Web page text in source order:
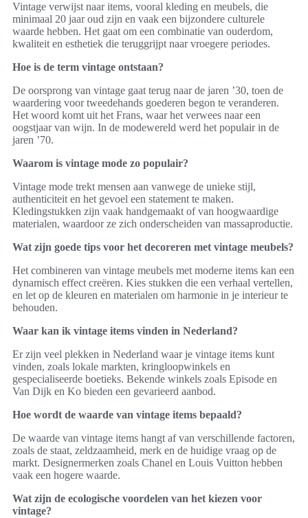
Vintage verwijst naar items, vooral kleding en meubels, die
minimaal 20 jaar oud zijn en vaak een bijzondere culturele
waarde hebben. Het gaat om een combinatie van ouderdom,
kwaliteit en esthetiek die teruggrijpt naar vroegere periodes.
Hoe is de term vintage ontstaan?
De oorsprong van vintage gaat terug naar de jaren ’30, toen de
waardering voor tweedehands goederen begon te veranderen.
Het woord komt uit het Frans, waar het verwees naar een
oogstjaar van wijn. In de modewereld werd het populair in de
jaren ’70.
Waarom is vintage mode zo populair?
Vintage mode trekt mensen aan vanwege de unieke stijl,
authenticiteit en het gevoel een statement te maken.
Kledingstukken zijn vaak handgemaakt of van hoogwaardige
materialen, waardoor ze zich onderscheiden van massaproductie.
Wat zijn goede tips voor het decoreren met vintage meubels?
Het combineren van vintage meubels met moderne items kan een
dynamisch effect creëren. Kies stukken die een verhaal vertellen,
en let op de kleuren en materialen om harmonie in je interieur te
behouden.
Waar kan ik vintage items vinden in Nederland?
Er zijn veel plekken in Nederland waar je vintage items kunt
vinden, zoals lokale markten, kringloopwinkels en
gespecialiseerde boetieks. Bekende winkels zoals Episode en
Van Dijk en Ko bieden een gevarieerd aanbod.
Hoe wordt de waarde van vintage items bepaald?
De waarde van vintage items hangt af van verschillende factoren,
zoals de staat, zeldzaamheid, merk en de huidige vraag op de
markt. Designermerken zoals Chanel en Louis Vuitton hebben
vaak een hogere waarde.
Wat zijn de ecologische voordelen van het kiezen voor
vintage?